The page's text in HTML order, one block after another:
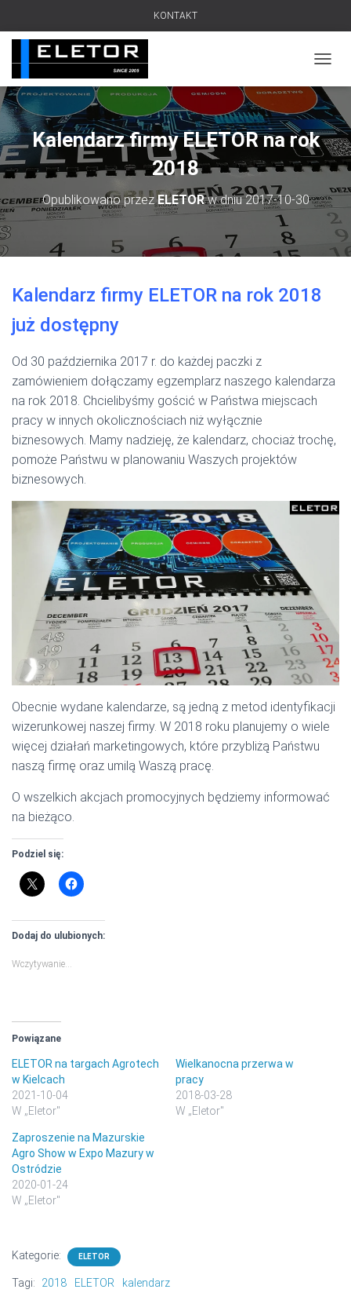
KONTAKT
Kalendarz firmy ELETOR na rok
2018
Opublikowano przezELETORw dniu2017-10-30
Kalendarz firmy ELETOR na rok 2018
już dostępny
Od 30 października 2017 r. do każdej paczki z
zamówieniem dołączamy egzemplarz naszego kalendarza
na rok 2018. Chcielibyśmy gościć w Państwa miejscach
pracy w innych okolicznościach niż wyłącznie
biznesowych. Mamy nadzieję, że kalendarz, chociaż trochę,
pomoże Państwu w planowaniu Waszych projektów
biznesowych.
Obecnie wydane kalendarze, są jedną z metod identyfikacji
wizerunkowej naszej firmy. W 2018 roku planujemy o wiele
więcej działań marketingowych, które przybliżą Państwu
naszą firmę oraz umilą Waszą pracę.
O wszelkich akcjach promocyjnych będziemy informować
na bieżąco.
Podziel się:
Dodaj do ulubionych:
Wczytywanie…
Powiązane
ELETOR na targach Agrotech
w Kielcach
2021-10-04
W „Eletor"
Wielkanocna przerwa w
pracy
2018-03-28
W „Eletor"
Zaproszenie na Mazurskie
Agro Show w Expo Mazury w
Ostródzie
2020-01-24
W „Eletor"
Kategorie: ELETOR
Tagi: 2018 ELETOR kalendarz